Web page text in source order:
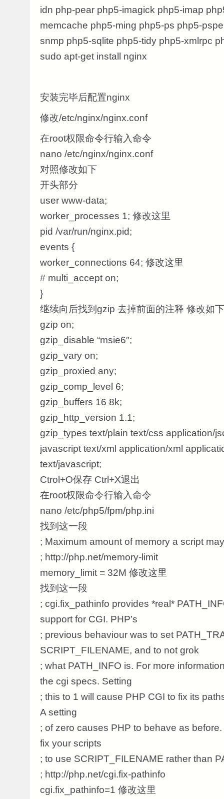
idn php-pear php5-imagick php5-imap
memcache php5-ming php5-ps php5-
snmp php5-sqlite php5-tidy php5-xmlrpc
sudo apt-get install nginx
安装完毕后配置nginx
修改/etc/nginx/nginx.conf
在root权限命令行输入命令
nano /etc/nginx/nginx.conf
对照修改如下
开头部分
user www-data;
worker_processes 1; 修改这里
pid /var/run/nginx.pid;
events {
worker_connections 64; 修改这里
# multi_accept on;
}
继续向后找到gzip 去掉前面的注释 修改如下
gzip on;
gzip_disable “msie6″;
gzip_vary on;
gzip_proxied any;
gzip_comp_level 6;
gzip_buffers 16 8k;
gzip_http_version 1.1;
gzip_types text/plain text/css application/
javascript text/xml application/xml
text/javascript;
Ctrol+O保存 Ctrl+X退出
在root权限命令行输入命令
nano /etc/php5/fpm/php.ini
找到这一段
; Maximum amount of memory a script
; http://php.net/memory-limit
memory_limit = 32M 修改这里
找到这一段
; cgi.fix_pathinfo provides *real*
support for CGI. PHP’s
; previous behaviour was to set
SCRIPT_FILENAME, and to not grok
; what PATH_INFO is. For more
the cgi specs. Setting
; this to 1 will cause PHP CGI to fix its
A setting
; of zero causes PHP to behave as
fix your scripts
; to use SCRIPT_FILENAME rather than
; http://php.net/cgi.fix-pathinfo
cgi.fix_pathinfo=1 修改这里